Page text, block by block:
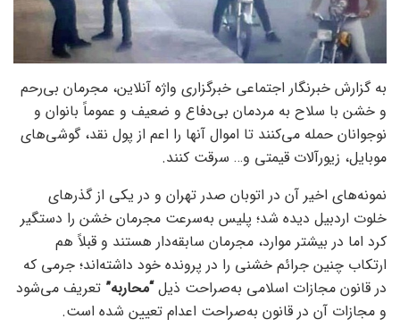
به گزارش خبرنگار اجتماعی خبرگزاری واژه آنلاین، مجرمان بی‌رحم
و خشن با سلاح به مردمان بی‌دفاع و ضعیف و عموماً بانوان و
نوجوانان حمله می‌کنند تا اموال آنها را اعم از پول نقد، گوشی‌های
موبایل، زیورآلات قیمتی و… سرقت کنند.
نمونه‌های اخیر آن در اتوبان صدر تهران و در یکی از گذرهای
خلوت اردبیل دیده شد؛ پلیس به‌سرعت مجرمان خشن را دستگیر
کرد اما در بیشتر موارد، مجرمان سابقه‌دار هستند و قبلاً هم
ارتکاب چنین جرائم خشنی را در پرونده خود داشته‌اند؛ جرمی که
در قانون مجازات اسلامی به‌صراحت ذیل“محاربه” تعریف می‌شود
و مجازات آن در قانون به‌صراحت اعدام تعیین شده است.